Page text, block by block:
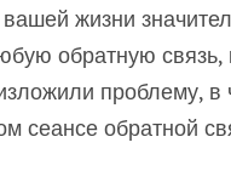
жизни
обратную
проблему,
сеансе обратной